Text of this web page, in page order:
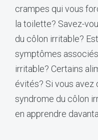
crampes qui vous
la toilette? Savez-
du côlon irritable?
symptômes
irritable? Certains
évités? Si vous avez
syndrome du côlon
en apprendre